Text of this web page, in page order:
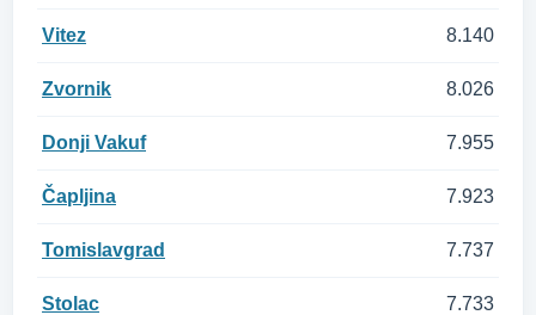
Vitez 8.140
Zvornik 8.026
Donji Vakuf 7.955
Čapljina 7.923
Tomislavgrad 7.737
Stolac 7.733